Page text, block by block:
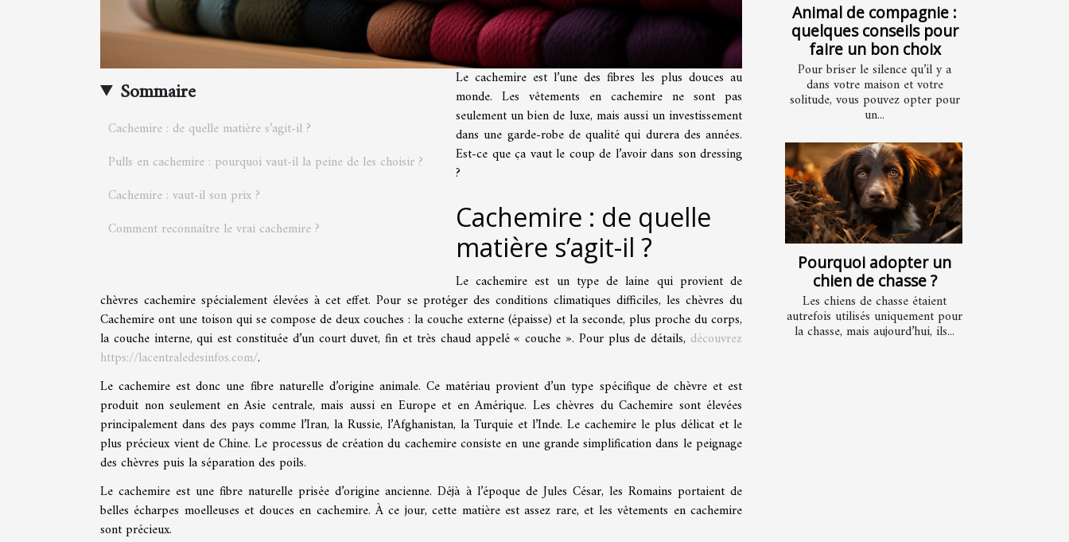
Sommaire
Cachemire : de quelle matière s’agit-il ?
Pulls en cachemire : pourquoi vaut-il la peine de les choisir ?
Cachemire : vaut-il son prix ?
Comment reconnaître le vrai cachemire ?
Le cachemire est l’une des fibres les plus douces au
monde. Les vêtements en cachemire ne sont pas
seulement un bien de luxe, mais aussi un investissement
dans une garde-robe de qualité qui durera des années.
Est-ce que ça vaut le coup de l’avoir dans son dressing
?
Cachemire : de quelle
matière s’agit-il ?
Le cachemire est un type de laine qui provient de
chèvres cachemire spécialement élevées à cet effet. Pour se protéger des conditions climatiques difficiles, les chèvres du
Cachemire ont une toison qui se compose de deux couches : la couche externe (épaisse) et la seconde, plus proche du corps,
la couche interne, qui est constituée d’un court duvet, fin et très chaud appelé « couche ». Pour plus de détails, découvrez
https://lacentraledesinfos.com/.
Le cachemire est donc une fibre naturelle d’origine animale. Ce matériau provient d’un type spécifique de chèvre et est
produit non seulement en Asie centrale, mais aussi en Europe et en Amérique. Les chèvres du Cachemire sont élevées
principalement dans des pays comme l’Iran, la Russie, l’Afghanistan, la Turquie et l’Inde. Le cachemire le plus délicat et le
plus précieux vient de Chine. Le processus de création du cachemire consiste en une grande simplification dans le peignage
des chèvres puis la séparation des poils.
Le cachemire est une fibre naturelle prisée d’origine ancienne. Déjà à l’époque de Jules César, les Romains portaient de
belles écharpes moelleuses et douces en cachemire. À ce jour, cette matière est assez rare, et les vêtements en cachemire
sont précieux.
Animal de compagnie :
quelques conseils pour
faire un bon choix
Pour briser le silence qu’il y a
dans votre maison et votre
solitude, vous pouvez opter pour
un...
Pourquoi adopter un
chien de chasse ?
Les chiens de chasse étaient
autrefois utilisés uniquement pour
la chasse, mais aujourd’hui, ils...